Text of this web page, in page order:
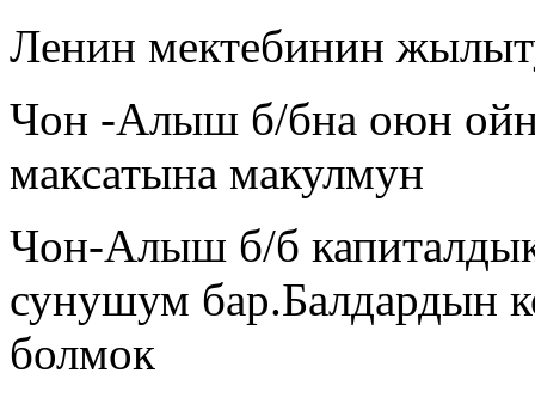
Ленин мектебинин
Чон -Алыш б/бна оюн
максатына макулмун
Чон-Алыш б/б капиталдык
сунушум бар.Балдардын
болмок